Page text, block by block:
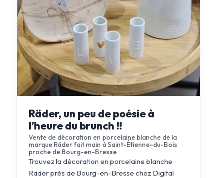
Räder, un peu de poésie à
l’heure du brunch !!
Vente de décoration en porcelaine blanche de la
marque Räder fait main à Saint-Étienne-du-Bois
proche de Bourg-en-Bresse
Trouvez la décoration en porcelaine blanche
Räder près de Bourg-en-Bresse chez Digital